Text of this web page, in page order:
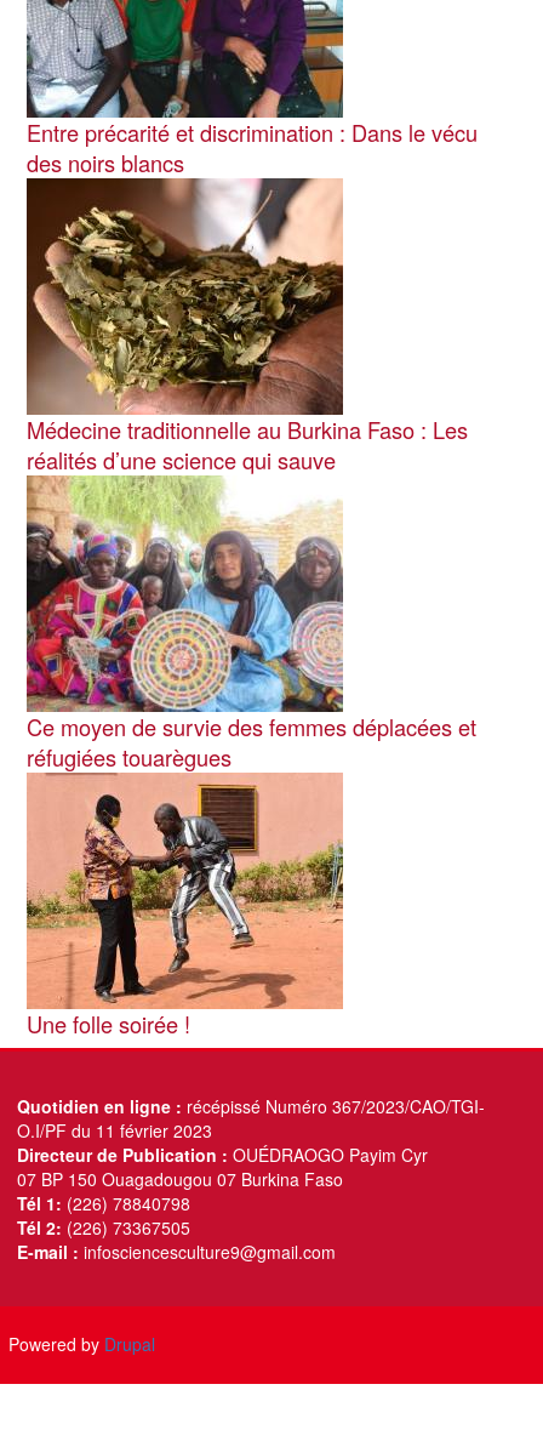
Entre précarité et discrimination : Dans le vécu
des noirs blancs
Médecine traditionnelle au Burkina Faso : Les
réalités d’une science qui sauve
Image
Ce moyen de survie des femmes déplacées et
réfugiées touarègues
Image
Une folle soirée !
Quotidien en ligne : récépissé Numéro 367/2023/CAO/TGI-
O.I/PF du 11 février 2023
Directeur de Publication : OUÉDRAOGO Payim Cyr
07 BP 150 Ouagadougou 07 Burkina Faso
Tél 1: (226) 78840798
Tél 2: (226) 73367505
E-mail : infosciencesculture9@gmail.com
Powered by Drupal